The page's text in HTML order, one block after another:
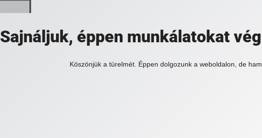
Sajnáljuk, éppen munkálatokat
Köszönjük a türelmét. Éppen dolgozunk a weboldalon, de